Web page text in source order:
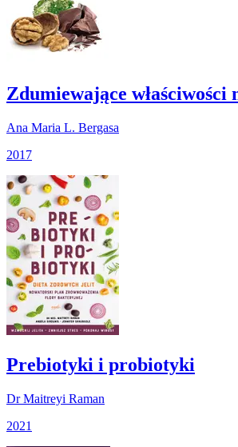
Zdumiewające właściwości
Ana Maria L. Bergasa
2017
Prebiotyki i probiotyki
Dr Maitreyi Raman
2021